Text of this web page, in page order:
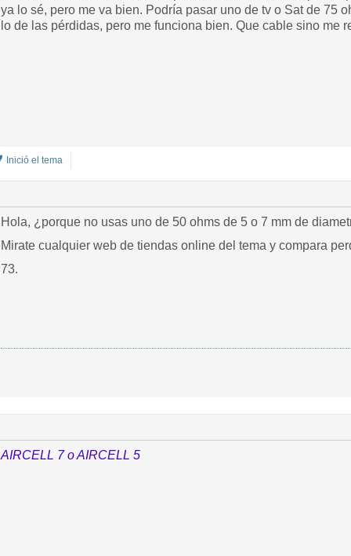
ya lo sé, pero me va bien. Podría pasar uno de tv o Sat de 75
lo de las pérdidas, pero me funciona bien. Que cable sino
Inició el tema
Hola, ¿porque no usas uno de 50 ohms de 5 o 7 mm de
Mirate cualquier web de tiendas online del tema y compara
73.
AIRCELL 7 o AIRCELL 5